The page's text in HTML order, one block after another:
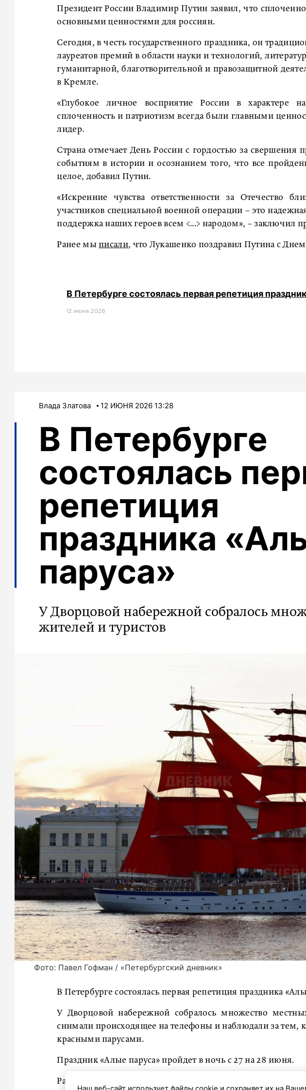
Президент России Владимир Путин заявил, что
основными ценностями для россиян.
Сегодня, в честь государственного праздника, он
лауреатов премий в области науки и технологий,
гуманитарной, благотворительной и правозащитной
в Кремле.
«Глубокое личное восприятие России в характере
сплоченность и патриотизм всегда были главными
лидер.
Страна отмечает День России с гордостью за
событиям в истории и осознанием того, что все
целое, добавил Путин.
«Искренние чувства ответственности за Отечество
участников специальной военной операции – это
поддержка наших героев всем <...> народом», – заключил
Ранее мыписали, что Лукашенко поздравил Путина с
В Петербурге состоялась первая репетиция
12 июня 2026
Влада Златова 12 ИЮНЯ 2026 13:28
В Петербурге
состоялась
репетиция
праздника
паруса»
У Дворцовой набережной собралось
жителей и туристов
Фото: Павел Гофман / «Петербургский дневник»
В Петербурге состоялась первая репетиция праздника
У Дворцовой набережной собралось множество
снимали происходящее на телефоны и наблюдали за тем,
красными парусами.
Праздник «Алые паруса» пройдет в ночь с 27 на 28 июня.
Ранее мы